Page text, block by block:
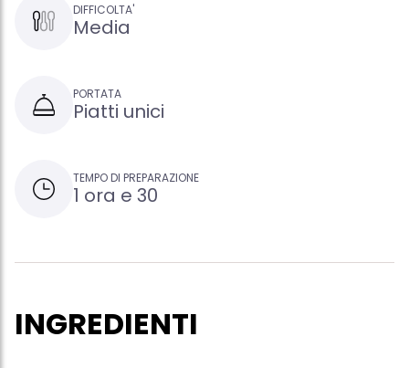
DIFFICOLTA'
Media
PORTATA
Piatti unici
TEMPO DI PREPARAZIONE
1 ora e 30
INGREDIENTI